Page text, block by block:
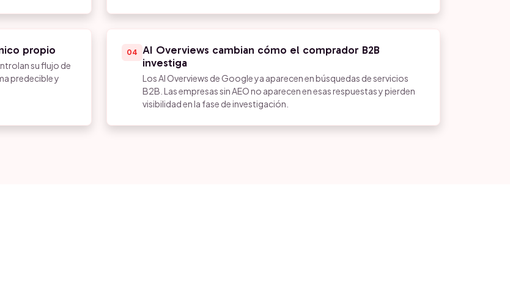
propio
su flujo de
predecible y
04 AI Overviews cambian cómo el comprador B2B
investiga
Los AI Overviews de Google ya aparecen en búsquedas de servicios
B2B. Las empresas sin AEO no aparecen en esas respuestas y pierden
visibilidad en la fase de investigación.